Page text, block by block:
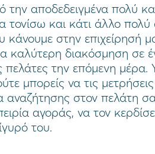
αποδεδειγμένα πολύ
και κάτι άλλο πολύ
κάνουμε στην
καλύτερη διακόσμηση σε
πελάτες την επόμενη μέρα.
μπορείς να τις
αναζήτησης στον πελάτη
αγοράς, να τον
του.